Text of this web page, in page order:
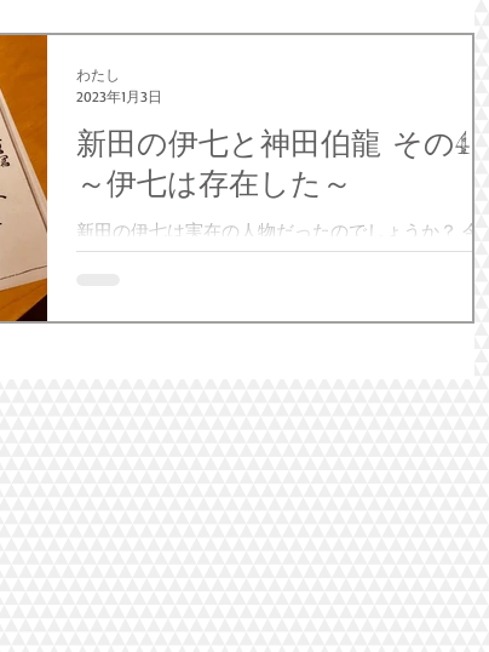
た。...
新田の伊七と神田伯龍 その4
～伊七は存在した～
新田の伊七は実在の人物だったのでしょうか？ 今回
は伊七について調べてみようと、千葉県立中央図書
わたし
2023年1月3日